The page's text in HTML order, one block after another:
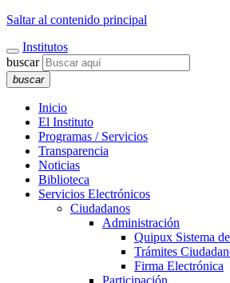
Saltar al contenido principal
Institutos
buscar
buscar
Inicio
El Instituto
Programas / Servicios
Transparencia
Noticias
Biblioteca
Servicios Electrónicos
Ciudadanos
Administración
Quipux Sistema
Trámites
Firma Electrónica
Participación